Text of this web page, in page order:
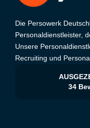
Die Persowerk
Personaldienstleister,
Unsere
Recruiting und
34